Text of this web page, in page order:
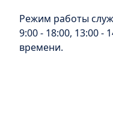
Режим работы
9:00 - 18:00, 13:00 -
времени.